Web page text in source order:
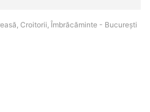
Croitorii, Îmbrăcăminte - Bucureşti